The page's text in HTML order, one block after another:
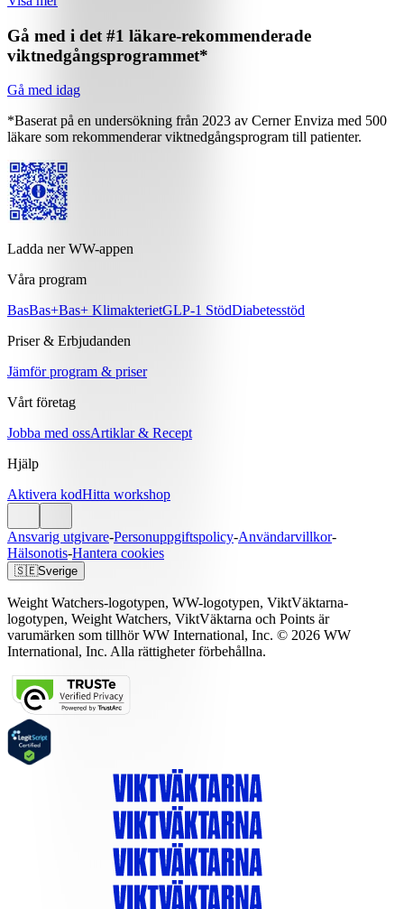
Gå med i det #1 läkare-rekommenderade
viktnedgångsprogrammet*
Gå med idag
*Baserat på en undersökning från 2023 av Cerner Enviza med 500
läkare som rekommenderar viktnedgångsprogram till patienter.
Ladda ner WW-appen
Våra program
BasBas+Bas+ KlimakterietGLP-1 StödDiabetesstöd
Priser & Erbjudanden
Jämför program & priser
Vårt företag
Jobba med ossArtiklar & Recept
Hjälp
Aktivera kodHitta workshop
Ansvarig utgivare-Personuppgiftspolicy-Användarvillkor-
Hälsonotis-Hantera cookies
🇸🇪Sverige
Weight Watchers-logotypen, WW-logotypen, ViktVäktarna-
logotypen, Weight Watchers, ViktVäktarna och Points är
varumärken som tillhör WW International, Inc. © 2026 WW
International, Inc. Alla rättigheter förbehållna.